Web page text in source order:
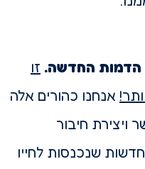
הדמות החדשה. זו
אנחנו כהורים אלה
ויצירת חיבור
שנכנסות לחייו